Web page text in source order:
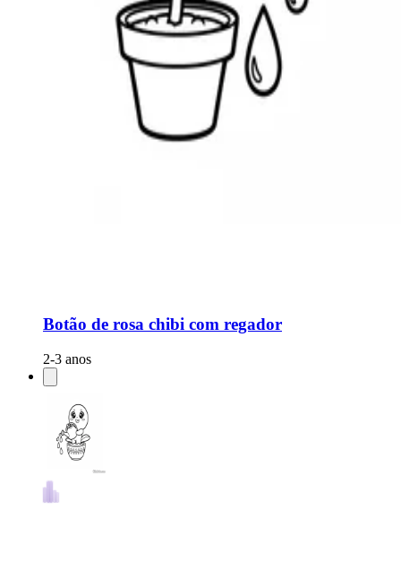
Botão de rosa chibi com regador
2-3 anos